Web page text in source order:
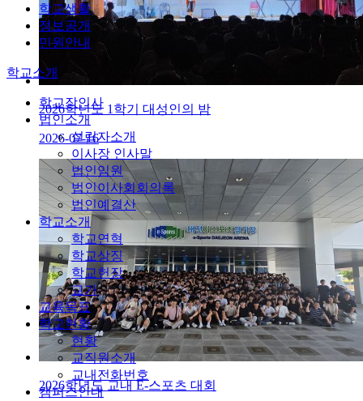
학교생활
정보공개
민원안내
학교소개
학교장인사
법인소개
설립자소개
이사장 인사말
법인임원
법인이사회회의록
법인예결산
학교소개
학교연혁
학교상징
학교헌장
교가
교육목표
학교현황
현황
교직원소개
교내전화번호
캠퍼스안내
2026학년도 1학기 대성인의 밤
2026-07-16
2026학년도 교내 E-스포츠 대회